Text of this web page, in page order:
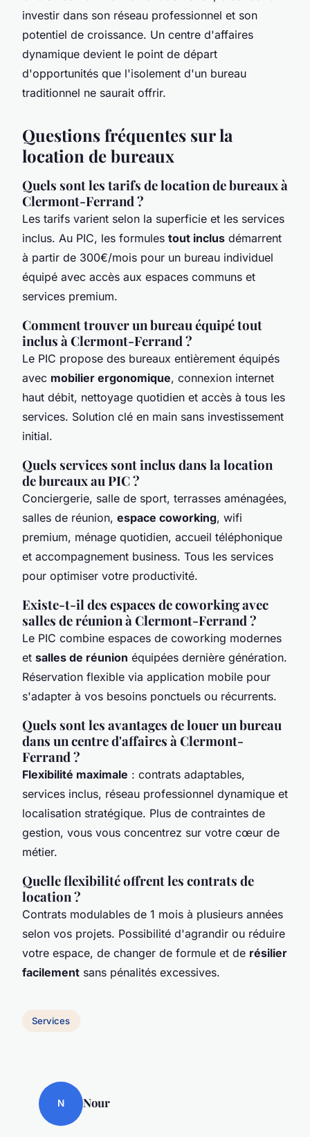
investir dans son réseau professionnel et son
potentiel de croissance. Un centre d'affaires
dynamique devient le point de départ
d'opportunités que l'isolement d'un bureau
traditionnel ne saurait offrir.
Questions fréquentes sur la
location de bureaux
Quels sont les tarifs de location de bureaux à
Clermont-Ferrand ?
Les tarifs varient selon la superficie et les services
inclus. Au PIC, les formules tout inclus démarrent
à partir de 300€/mois pour un bureau individuel
équipé avec accès aux espaces communs et
services premium.
Comment trouver un bureau équipé tout
inclus à Clermont-Ferrand ?
Le PIC propose des bureaux entièrement équipés
avec mobilier ergonomique, connexion internet
haut débit, nettoyage quotidien et accès à tous les
services. Solution clé en main sans investissement
initial.
Quels services sont inclus dans la location
de bureaux au PIC ?
Conciergerie, salle de sport, terrasses aménagées,
salles de réunion, espace coworking, wifi
premium, ménage quotidien, accueil téléphonique
et accompagnement business. Tous les services
pour optimiser votre productivité.
Existe-t-il des espaces de coworking avec
salles de réunion à Clermont-Ferrand ?
Le PIC combine espaces de coworking modernes
et salles de réunion équipées dernière génération.
Réservation flexible via application mobile pour
s'adapter à vos besoins ponctuels ou récurrents.
Quels sont les avantages de louer un bureau
dans un centre d'affaires à Clermont-
Ferrand ?
Flexibilité maximale : contrats adaptables,
services inclus, réseau professionnel dynamique et
localisation stratégique. Plus de contraintes de
gestion, vous vous concentrez sur votre cœur de
métier.
Quelle flexibilité offrent les contrats de
location ?
Contrats modulables de 1 mois à plusieurs années
selon vos projets. Possibilité d'agrandir ou réduire
votre espace, de changer de formule et de résilier
facilement sans pénalités excessives.
Services
N Nour